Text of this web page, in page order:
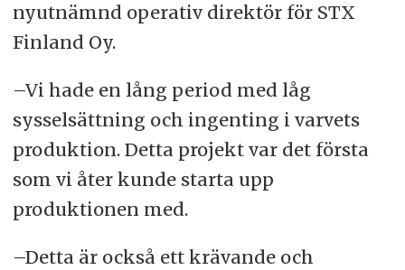
nyutnämnd operativ direktör för STX
Finland Oy.
–Vi hade en lång period med låg
sysselsättning och ingenting i varvets
produktion. Detta projekt var det första
som vi åter kunde starta upp
produktionen med.
–Detta är också ett krävande och